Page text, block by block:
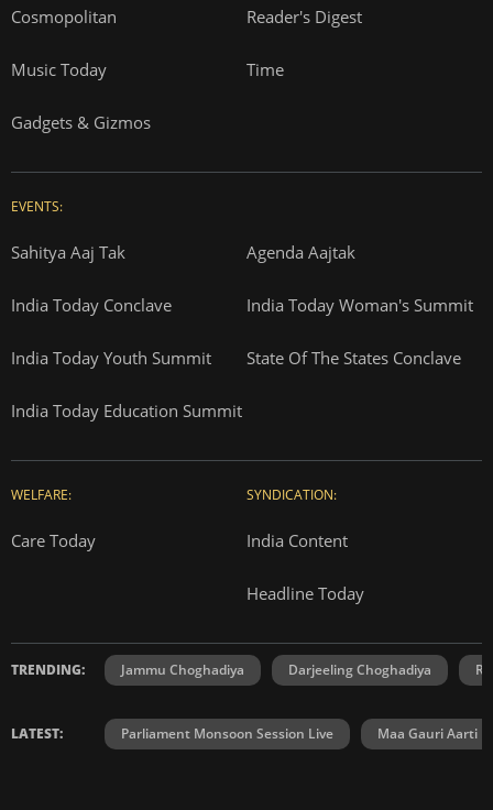
Cosmopolitan Reader's Digest
Music Today Time
Gadgets & Gizmos
EVENTS:
Sahitya Aaj Tak Agenda Aajtak
India Today Conclave India Today Woman's Summit
India Today Youth Summit State Of The States Conclave
India Today Education Summit
WELFARE:
Care Today
SYNDICATION:
India Content
Headline Today
TRENDING: Jammu Choghadiya Darjeeling Choghadiya
LATEST: Parliament Monsoon Session Live Maa Gauri Aarti